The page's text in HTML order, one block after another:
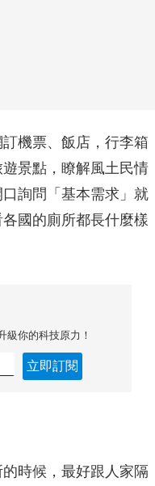
機票、飯店，行李箱
景點，瞭解風土民情
詢問「基本需求」就
國的廁所都長什麼樣
級你的科技原力！
立即訂閱
時候，最好跟人家隔